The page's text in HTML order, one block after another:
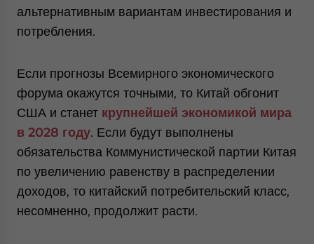
альтернативным вариантам инвестирования и
потребления.
Если прогнозы Всемирного экономического
форума окажутся точными, то Китай обгонит
США и станет крупнейшей экономикой мира
в 2028 году. Если будут выполнены
обязательства Коммунистической партии Китая
по увеличению равенству в распределении
доходов, то китайский потребительский класс,
несомненно, продолжит расти.